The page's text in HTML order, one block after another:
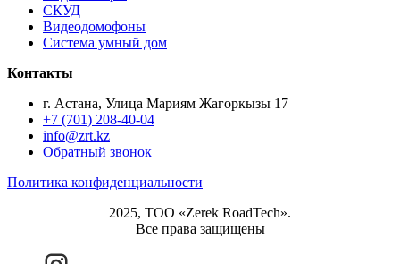
СКУД
Видеодомофоны
Система умный дом
Контакты
г. Астана, Улица Мариям Жагоркызы 17
+7 (701) 208-40-04
info@zrt.kz
Обратный звонок
Политика конфиденциальности
2025, ТОО «Zerek RoadTech».
Все права защищены